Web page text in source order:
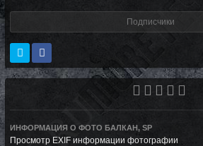
Подписчики
ИНФОРМАЦИЯ О ФОТО БАЛКАН, SP
Просмотр EXIF информации фотографии